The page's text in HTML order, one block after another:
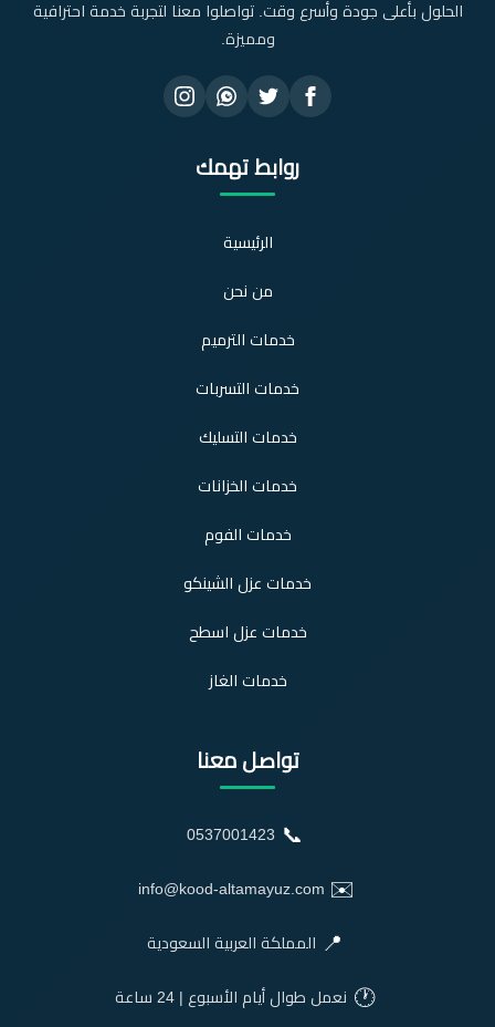
الحلول بأعلى جودة وأسرع وقت. تواصلوا معنا لتجربة خدمة احترافية
ومميزة.
روابط تهمك
الرئيسية
من نحن
خدمات الترميم
خدمات التسربات
خدمات التسليك
خدمات الخزانات
خدمات الفوم
خدمات عزل الشينكو
خدمات عزل اسطح
خدمات الغاز
تواصل معنا
📞
0537001423
✉️
info@kood-altamayuz.com
📍 المملكة العربية السعودية
🕐 نعمل طوال أيام الأسبوع | 24 ساعة